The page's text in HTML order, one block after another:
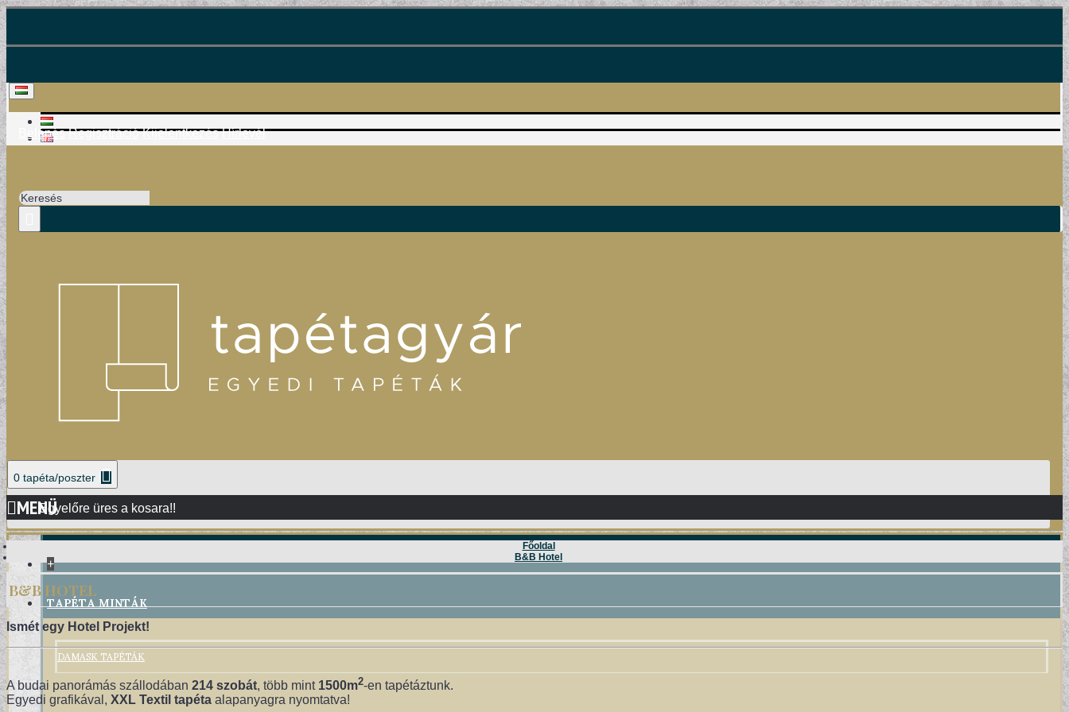
Belépés Regisztráció Kijelentkezés Hírlevél
0 tapéta/poszter
Egyelőre üres a kosara!!
MENÜ
+
TAPÉTA MINTÁK
DAMASK TAPÉTÁK
Főoldal
B&B Hotel
B&B HOTEL
Ismét egy Hotel Projekt!
A budai panorámás szállodában 214 szobát, több mint 1500m2-en tapétáztunk.
Egyedi grafikával, XXL Textil tapéta alapanyagra nyomtatva!